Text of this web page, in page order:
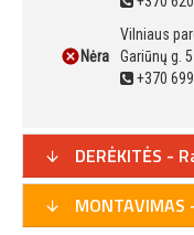
Nėra
Vilniaus
Gariūnų g.
+370
DERĖKITĖS -